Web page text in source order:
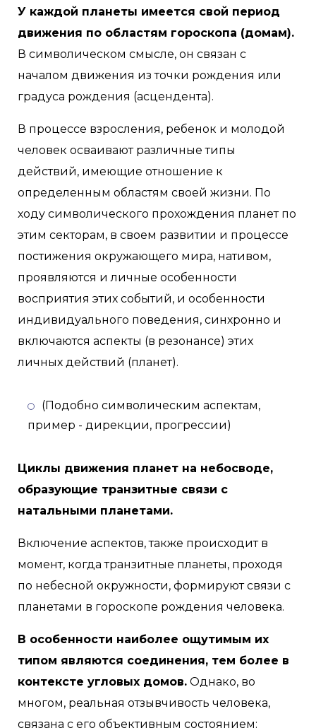
У каждой планеты имеется свой период
движения по областям гороскопа (домам).
В символическом смысле, он связан с
началом движения из точки рождения или
градуса рождения (асцендента).
В процессе взросления, ребенок и молодой
человек осваивают различные типы
действий, имеющие отношение к
определенным областям своей жизни. По
ходу символического прохождения планет по
этим секторам, в своем развитии и процессе
постижения окружающего мира, нативом,
проявляются и личные особенности
восприятия этих событий, и особенности
индивидуального поведения, синхронно и
включаются аспекты (в резонансе) этих
личных действий (планет).
(Подобно символическим аспектам,
пример - дирекции, прогрессии)
Циклы движения планет на небосводе,
образующие транзитные связи с
натальными планетами.
Включение аспектов, также происходит в
момент, когда транзитные планеты, проходя
по небесной окружности, формируют связи с
планетами в гороскопе рождения человека.
В особенности наиболее ощутимым их
типом являются соединения, тем более в
контексте угловых домов. Однако, во
многом, реальная отзывчивость человека,
связана с его объективным состоянием: